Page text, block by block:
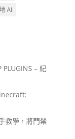
AI
– 紀
教學，將門禁